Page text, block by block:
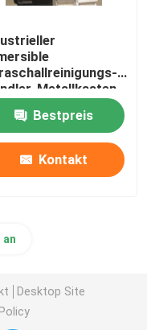
Metallkasten
-generator
Bestpreis
Kontakt
an
Desktop Site